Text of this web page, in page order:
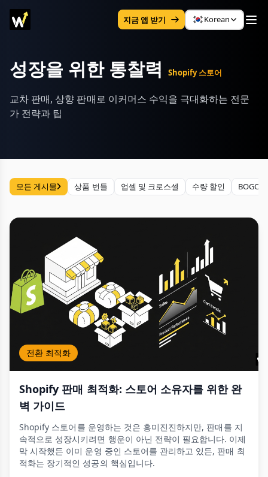
지금 앱 받기 Korean
성장을 위한 통찰력 Shopify 스토어
교차 판매, 상향 판매로 이커머스 수익을 극대화하는 전문
가 전략과 팁
모든 게시물 상품 번들 업셀 및 크로스셀 수량 할인 BOGO
전환 최적화
Shopify 판매 최적화: 스토어 소유자를 위한 완
벽 가이드
Shopify 스토어를 운영하는 것은 흥미진진하지만, 판매를 지
속적으로 성장시키려면 행운이 아닌 전략이 필요합니다. 이제
막 시작했든 이미 운영 중인 스토어를 관리하고 있든, 판매 최
적화는 장기적인 성공의 핵심입니다.